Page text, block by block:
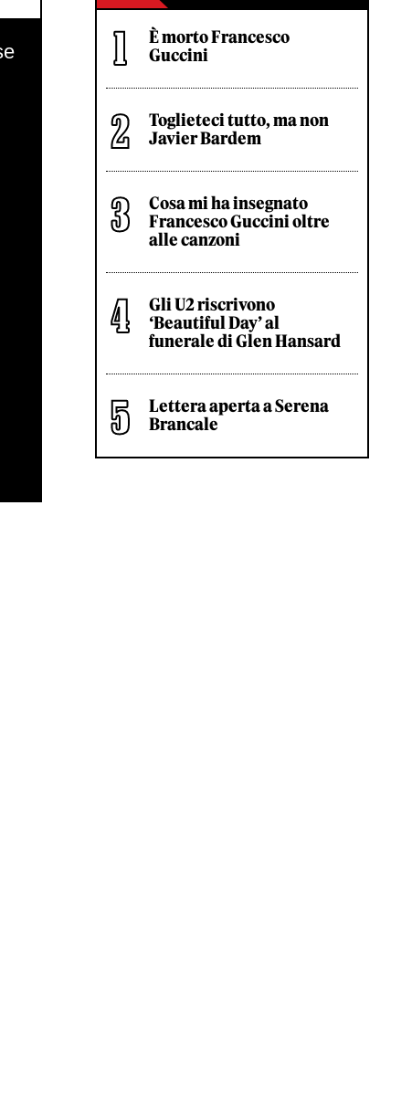
È morto Francesco
Guccini
Toglieteci tutto, ma non
Javier Bardem
Cosa mi ha insegnato
Francesco Guccini oltre
alle canzoni
Gli U2 riscrivono
‘Beautiful Day’ al
funerale di Glen Hansard
Lettera aperta a Serena
Brancale